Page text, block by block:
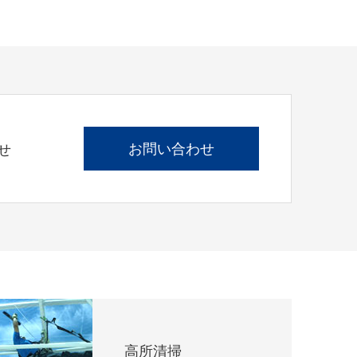
お問い合わせ
高所清掃